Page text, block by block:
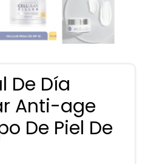
De Día
Anti-age
De Piel De